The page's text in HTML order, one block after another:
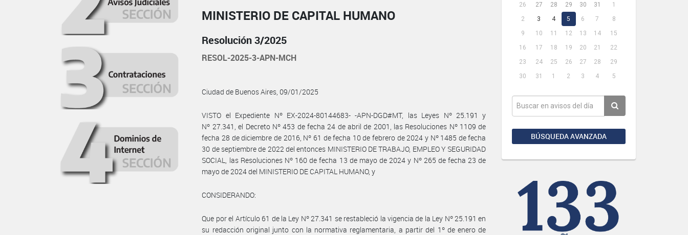
26 27 28 29 30 31
1
2
3 4 5 6 7
8
9
10 11 12 13 14
15
16
17 18 19 20 21
22
23
24 25 26 27 28
29
30
31 1 2 3 4 5
BÚSQUEDA AVANZADA
MINISTERIO DE CAPITAL HUMANO
Resolución 3/2025
RESOL-2025-3-APN-MCH
Ciudad de Buenos Aires, 09/01/2025
VISTO el Expediente Nº EX-2024-80144683- -APN-DGD#MT, las Leyes Nº 25.191 y
Nº 27.341, el Decreto Nº 453 de fecha 24 de abril de 2001, las Resoluciones Nº 1109 de
fecha 28 de diciembre de 2016, Nº 61 de fecha 10 de febrero de 2024 y Nº 1485 de fecha
30 de septiembre de 2022 del entonces MINISTERIO DE TRABAJO, EMPLEO Y SEGURIDAD
SOCIAL, las Resoluciones Nº 160 de fecha 13 de mayo de 2024 y Nº 265 de fecha 23 de
mayo de 2024 del MINISTERIO DE CAPITAL HUMANO, y
CONSIDERANDO:
Que por el Artículo 61 de la Ley Nº 27.341 se restableció la vigencia de la Ley Nº 25.191 en
su redacción original junto con la normativa reglamentaria, a partir del 1º de enero de